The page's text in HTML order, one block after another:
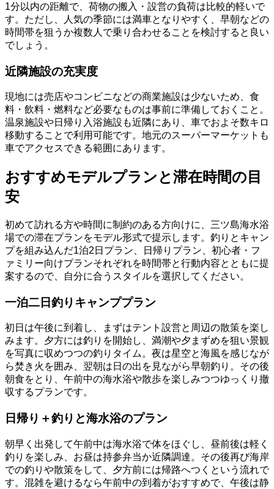
1分以内の距離で、荷物の搬入・設営の負荷は比較的軽いで
す。ただし、人気の季節には満車となりやすく、早朝などの
時間帯を狙うか複数人で乗り合わせることを検討すると良い
でしょう。
近隣施設の充実度
現地には売店やコンビニなどの商業施設は少ないため、食
料・飲料・燃料など必要なものは事前に準備しておくこと。
温泉施設や日帰り入浴施設も近隣にあり、車でおよそ数キロ
移動することで利用可能です。地元のスーパーマーケットも
車でアクセスできる範囲にあります。
おすすめモデルプランと滞在時間の目
安
初めて訪れる方や時間に制約のある方向けに、三ツ島海水浴
場での滞在プランをモデル形式で提示します。釣りとキャン
プを組み込んだ1泊2日プラン、日帰りプラン、初心者・フ
ァミリー向けプランそれぞれを時間帯と行動内容とともに提
案するので、自分に合うスタイルを選択してください。
一泊二日釣りキャンププラン
初日は午後に到着し、まずはテント設営と周辺の散策を楽し
みます。夕方には釣りを開始し、満潮や夕まずめを狙い景観
を写真に収めつつの釣りタイム。夜は星空と海風を感じなが
ら焚き火を囲み、翌朝は日の出を見ながら早朝釣り。その後
朝食をとり、午前中の海水浴や散歩を楽しみつつゆっくり撤
収するプランです。
日帰り＋釣りと海水浴のプラン
朝早く出発して午前中は海水浴で体をほぐし、昼前後は軽く
釣りを楽しみ、お昼は持参弁当か近隣調達。その後再び海岸
での釣りや散策をして、夕方前には帰路へつくという流れで
す。混雑を避けるなら午前中の到着がおすすめで、午後は静